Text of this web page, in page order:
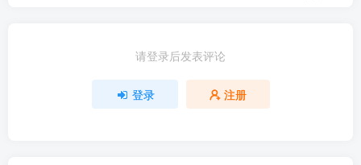
请登录后发表评论
登录 注册